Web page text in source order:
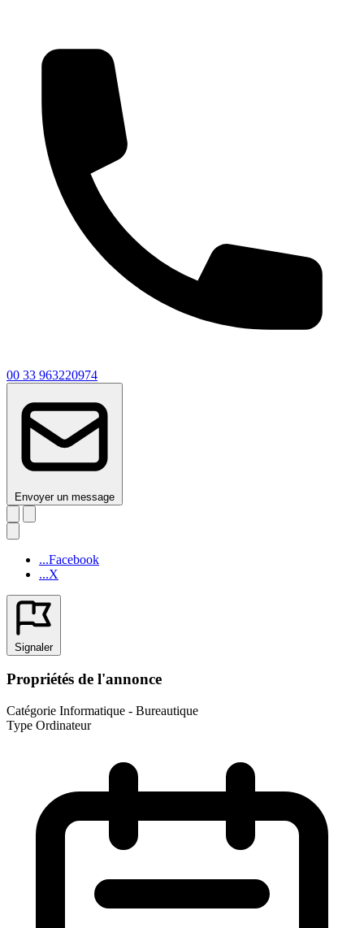
00 33 963220974
Envoyer un message
...Facebook
...X
Signaler
Propriétés de l'annonce
Catégorie Informatique - Bureautique
Type Ordinateur